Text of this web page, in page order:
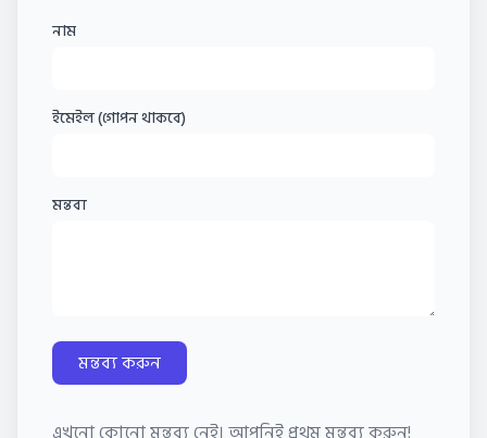
নাম
ইমেইল (গোপন থাকবে)
মন্তব্য
মন্তব্য করুন